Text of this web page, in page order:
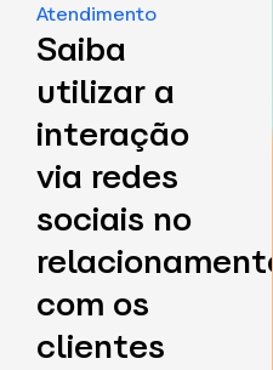
Atendimento
Saiba
utilizar a
interação
via redes
sociais no
relacionamento
com os
clientes